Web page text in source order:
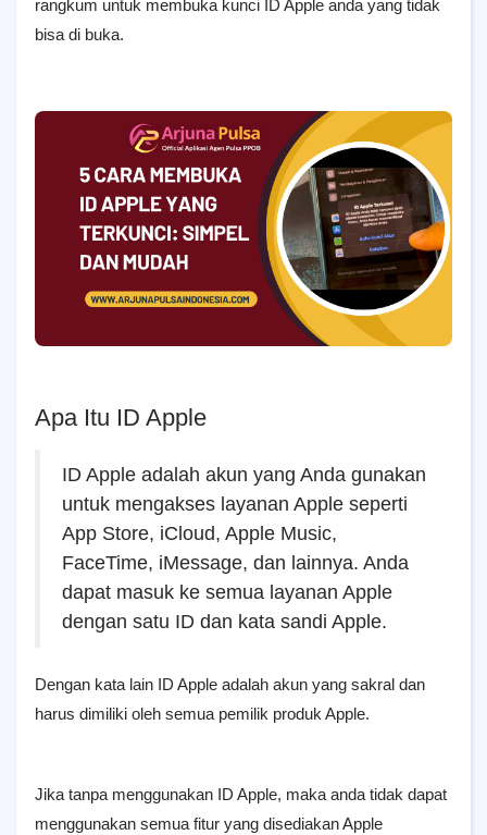
rangkum untuk membuka kunci ID Apple anda yang tidak
bisa di buka.
Apa Itu ID Apple
ID Apple adalah akun yang Anda gunakan
untuk mengakses layanan Apple seperti
App Store, iCloud, Apple Music,
FaceTime, iMessage, dan lainnya. Anda
dapat masuk ke semua layanan Apple
dengan satu ID dan kata sandi Apple.
Dengan kata lain ID Apple adalah akun yang sakral dan
harus dimiliki oleh semua pemilik produk Apple.
Jika tanpa menggunakan ID Apple, maka anda tidak dapat
menggunakan semua fitur yang disediakan Apple